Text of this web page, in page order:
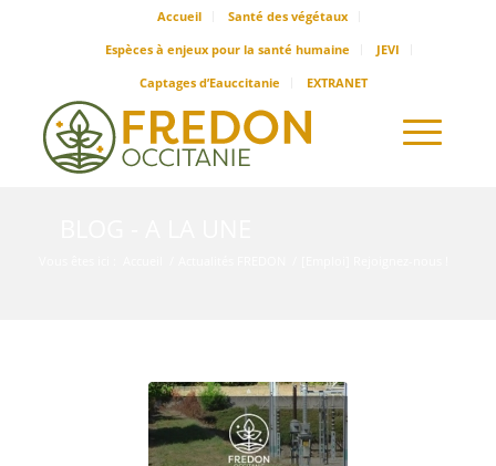
Accueil
Santé des végétaux
Espèces à enjeux pour la santé humaine
JEVI
Captages d’Eauccitanie
EXTRANET